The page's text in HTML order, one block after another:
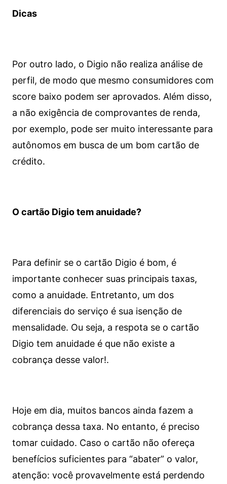
Dicas
Por outro lado, o Digio não realiza análise de
perfil, de modo que mesmo consumidores com
score baixo podem ser aprovados. Além disso,
a não exigência de comprovantes de renda,
por exemplo, pode ser muito interessante para
autônomos em busca de um bom cartão de
crédito.
O cartão Digio tem anuidade?
Para definir se o cartão Digio é bom, é
importante conhecer suas principais taxas,
como a anuidade. Entretanto, um dos
diferenciais do serviço é sua isenção de
mensalidade. Ou seja, a respota se o cartão
Digio tem anuidade é que não existe a
cobrança desse valor!.
Hoje em dia, muitos bancos ainda fazem a
cobrança dessa taxa. No entanto, é preciso
tomar cuidado. Caso o cartão não ofereça
benefícios suficientes para “abater” o valor,
atenção: você provavelmente está perdendo